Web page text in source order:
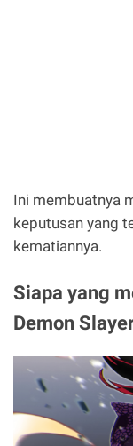
Ini membuatnya
keputusan yang
kematiannya.
Siapa yang
Demon